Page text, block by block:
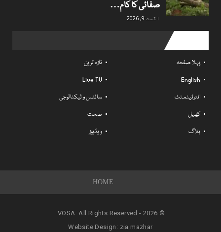
صفائی کا کام…
اگست 9, 2026
پہلا صفحہ
تازہ ترین
English
Live TV
انٹرٹینمنٹ
سائنس و ٹیکنالوجی
کھیل
صحت
بلاگ
ویڈیوز
HOME
© 2026 - VOSA. All Rights Reserved.
Website Design: zia mazhar